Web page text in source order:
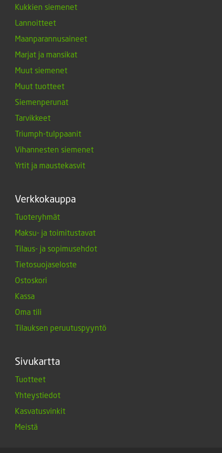
Kukkien siemenet
Lannoitteet
Maanparannusaineet
Marjat ja mansikat
Muut siemenet
Muut tuotteet
Siemenperunat
Tarvikkeet
Triumph-tulppaanit
Vihannesten siemenet
Yrtit ja maustekasvit
Verkkokauppa
Tuoteryhmät
Maksu- ja toimitustavat
Tilaus- ja sopimusehdot
Tietosuojaseloste
Ostoskori
Kassa
Oma tili
Tilauksen peruutuspyyntö
Sivukartta
Tuotteet
Yhteystiedot
Kasvatusvinkit
Meistä